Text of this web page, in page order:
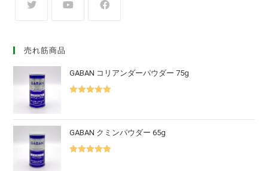
売れ筋商品
GABAN コリアンダーパウダー 75g
GABAN クミンパウダー 65g